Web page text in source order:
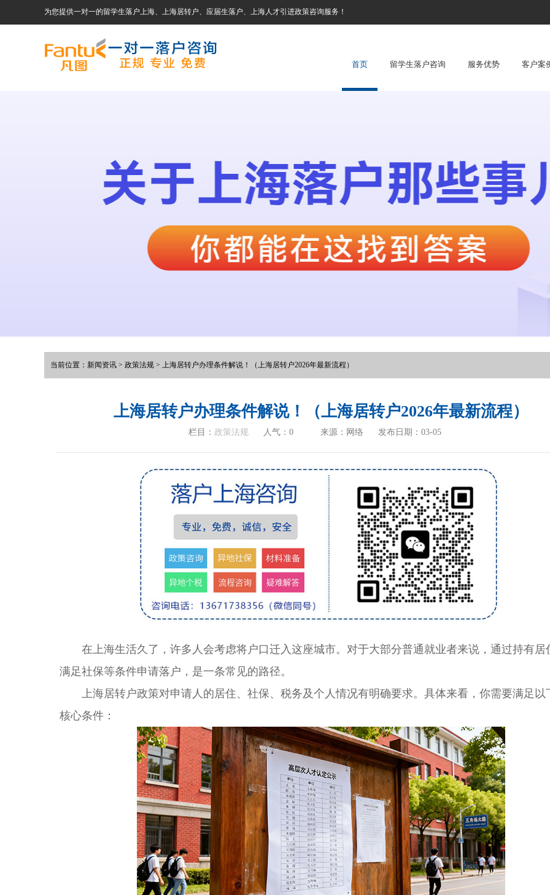
为您提供一对一的留学生落户上海、上海居转户、应届生落户、上海人才引进政策咨询服务！
首页 留学生落户咨询 服务优势 客户案
当前位置： 新闻资讯 > 政策法规 > 上海居转户办理条件解说！（上海居转户2026年最新流程）
上海居转户办理条件解说！（上海居转户2026年最新流程）
栏目： 政策法规 人气： 0 来源：网络 发布日期：03-05
在上海生活久了，许多人会考虑将户口迁入这座城市。对于大部分普通就业者来说，通过持有居
满足社保等条件申请落户，是一条常见的路径。
上海居转户政策对申请人的居住、社保、税务及个人情况有明确要求。具体来看，你需要满足以
核心条件：